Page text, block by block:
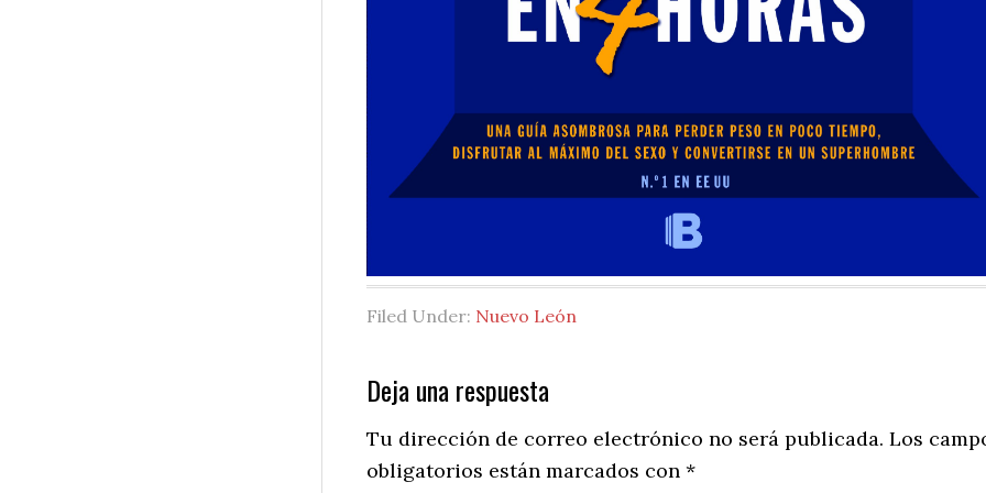
Filed Under: Nuevo León
Reader
Interactions
Deja una respuesta
Tu dirección de correo electrónico no será publicada. Los
obligatorios están marcados con *